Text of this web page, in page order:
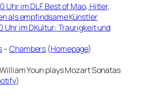
Uhr im DLF Best of Mao, Hitler,
als empfindsame Künstler
Uhr im DKultur: Traurigkeit und
–Chambers (Homepage)
Youn plays Mozart Sonatas
)